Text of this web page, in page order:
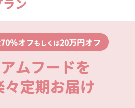
ン
％オフもしくは20万円オフ
ムフードを
定期お届け